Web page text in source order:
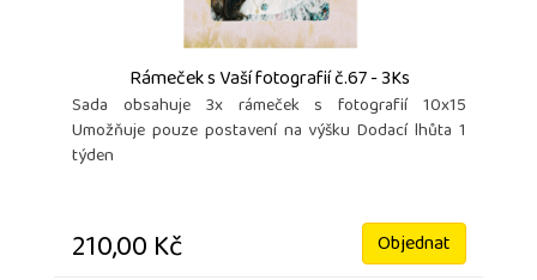
Rámeček s Vaší fotografií č.67 - 3Ks
Sada obsahuje 3x rámeček s fotografií 10x15
Umožňuje pouze postavení na výšku Dodací lhůta 1
týden
210,00 Kč Objednat